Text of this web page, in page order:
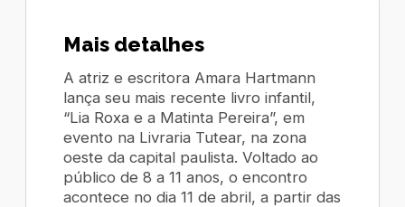
Mais detalhes
A atriz e escritora Amara Hartmann
lança seu mais recente livro infantil,
“Lia Roxa e a Matinta Pereira”, em
evento na Livraria Tutear, na zona
oeste da capital paulista. Voltado ao
público de 8 a 11 anos, o encontro
acontece no dia 11 de abril, a partir das